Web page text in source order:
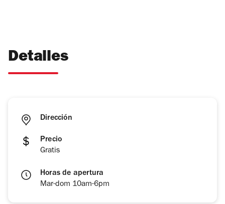
Detalles
Dirección
Precio
Gratis
Horas de apertura
Mar-dom 10am-6pm